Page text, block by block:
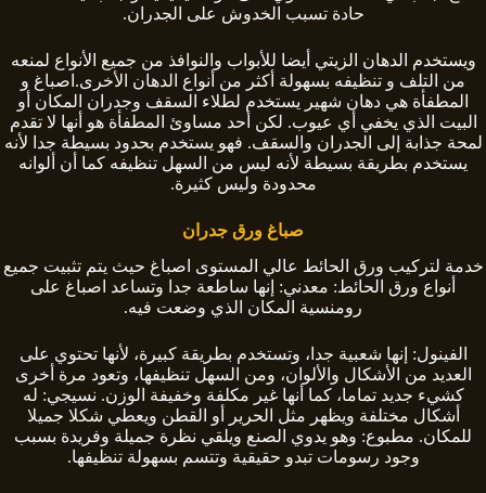
حادة تسبب الخدوش على الجدران.
ويستخدم الدهان الزيتي أيضا للأبواب والنوافذ من جميع الأنواع لمنعه
من التلف و تنظيفه بسهولة أكثر من أنواع الدهان الأخرى.اصباغ و
المطفأة هي دهان شهير يستخدم لطلاء السقف وجدران المكان أو
البيت الذي يخفي أي عيوب. لكن أحد مساوئ المطفأة هو أنها لا تقدم
لمحة جذابة إلى الجدران والسقف. فهو يستخدم بحدود بسيطة جدا لأنه
يستخدم بطريقة بسيطة لأنه ليس من السهل تنظيفه كما أن ألوانه
محدودة وليس كثيرة.
صباغ ورق جدران
خدمة لتركيب ورق الحائط عالي المستوى اصباغ حيث يتم تثبيت جميع
أنواع ورق الحائط: معدني: إنها ساطعة جدا وتساعد اصباغ على
رومنسية المكان الذي وضعت فيه.
الفينول: إنها شعبية جدا، وتستخدم بطريقة كبيرة، لأنها تحتوي على
العديد من الأشكال والألوان، ومن السهل تنظيفها، وتعود مرة أخرى
كشيء جديد تماما، كما أنها غير مكلفة وخفيفة الوزن. نسيجي: له
أشكال مختلفة ويظهر مثل الحرير أو القطن ويعطي شكلا جميلا
للمكان. مطبوع: وهو يدوي الصنع ويلقي نظرة جميلة وفريدة بسبب
وجود رسومات تبدو حقيقية وتتسم بسهولة تنظيفها.